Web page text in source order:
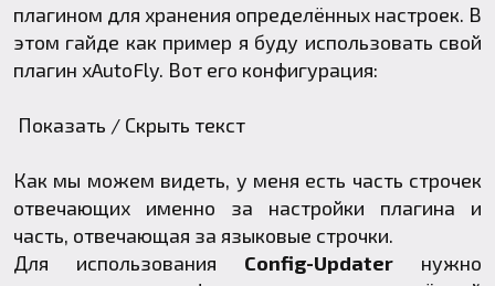
плагином для хранения определённых настроек. В
этом гайде как пример я буду использовать свой
плагин xAutoFly. Вот его конфигурация:
Показать / Скрыть текст
Как мы можем видеть, у меня есть часть строчек
отвечающих именно за настройки плагина и
часть, отвечающая за языковые строчки.
Для использования Config-Updater нужно